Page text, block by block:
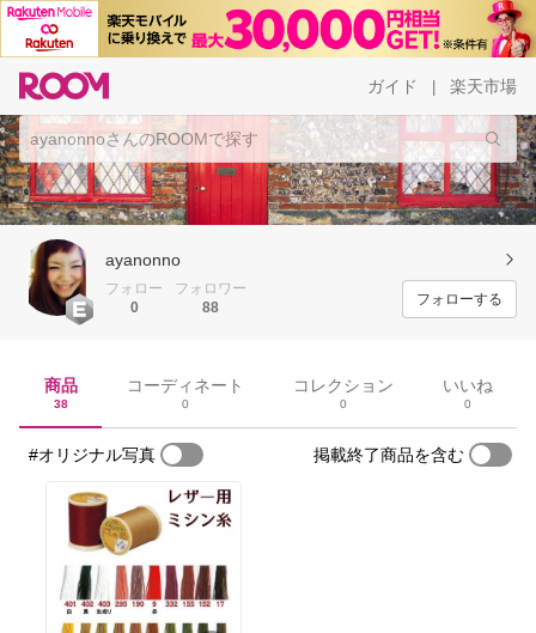
ガイド 楽天市場
ayanonno
フォロー
0
フォロワー
88
フォローする
商品
38
コーディネート
0
コレクション
0
いいね
0
#オリジナル写真 掲載終了商品を含む